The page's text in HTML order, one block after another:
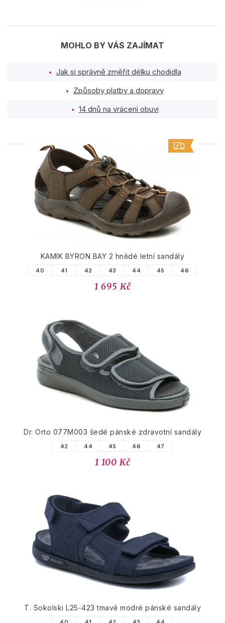
MOHLO BY VÁS ZAJÍMAT
Jak si správně změřit délku chodidla
Způsoby platby a dopravy
14 dnů na vrácení obuvi
PODOBNÉ PRODUKTY
KAMIK BYRON BAY 2 hnědé letní sandály
40 41 42 43 44 45 46
1 695 Kč
Dr. Orto 077M003 šedé pánské zdravotní sandály
42 44 45 46 47
1 100 Kč
T. Sokolski L25-423 tmavě modré pánské sandály